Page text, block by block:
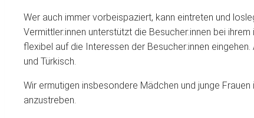
Wer auch immer vorbeispaziert, kann eintreten und
Vermittler:innen unterstützt die Besucher:innen bei
flexibel auf die Interessen der Besucher:innen
und Türkisch.
Wir ermutigen insbesondere Mädchen und junge
anzustreben.